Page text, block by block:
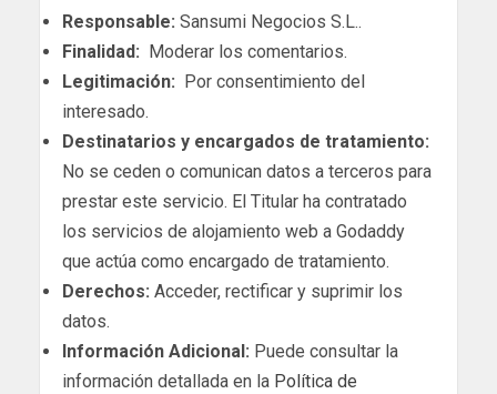
Responsable: Sansumi Negocios S.L..
Finalidad: Moderar los comentarios.
Legitimación: Por consentimiento del
interesado.
Destinatarios y encargados de tratamiento:
No se ceden o comunican datos a terceros para
prestar este servicio. El Titular ha contratado
los servicios de alojamiento web a Godaddy
que actúa como encargado de tratamiento.
Derechos: Acceder, rectificar y suprimir los
datos.
Información Adicional: Puede consultar la
información detallada en la Política de